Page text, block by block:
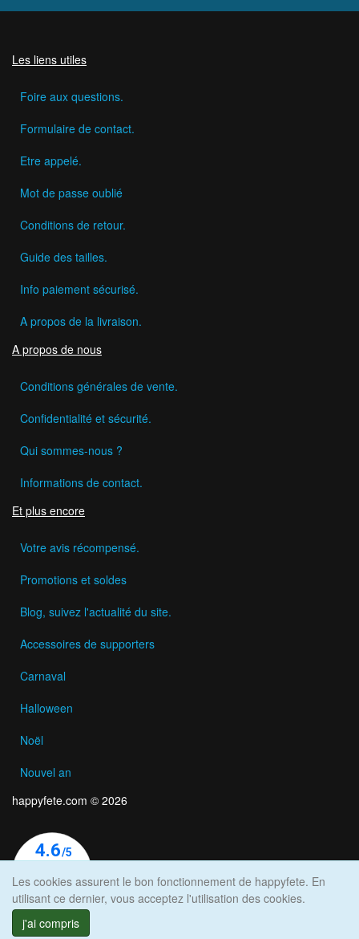
Les liens utiles
Foire aux questions.
Formulaire de contact.
Etre appelé.
Mot de passe oublié
Conditions de retour.
Guide des tailles.
Info paiement sécurisé.
A propos de la livraison.
A propos de nous
Conditions générales de vente.
Confidentialité et sécurité.
Qui sommes-nous ?
Informations de contact.
Et plus encore
Votre avis récompensé.
Promotions et soldes
Blog, suivez l'actualité du site.
Accessoires de supporters
Carnaval
Halloween
Noël
Nouvel an
happyfete.com © 2026
Les cookies assurent le bon fonctionnement de happyfete. En
utilisant ce dernier, vous acceptez l'utilisation des cookies.
j'ai compris